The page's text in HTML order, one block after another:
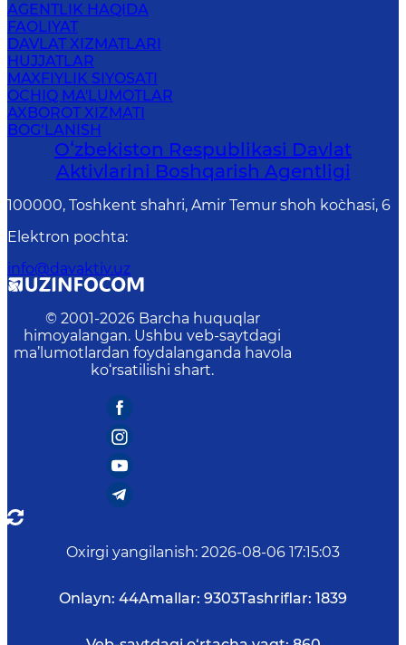
AGENTLIK HAQIDA
FAOLIYAT
DAVLAT XIZMATLARI
HUJJATLAR
MAXFIYLIK SIYOSATI
OCHIQ MA'LUMOTLAR
AXBOROT XIZMATI
BOG‘LANISH
Oʻzbekiston Respublikasi Davlat
Aktivlarini Boshqarish Agentligi
100000, Toshkent shahri, Amir Temur shoh ko`chasi, 6
Elektron pochta:
info@davaktiv.uz
© 2001-2026 Barcha huquqlar
himoyalangan. Ushbu veb-saytdagi
ma’lumotlardan foydalanganda havola
ko‘rsatilishi shart.
Oxirgi yangilanish: 2026-08-06 17:15:03
Onlayn: 44Amallar: 9303Tashriflar: 1839